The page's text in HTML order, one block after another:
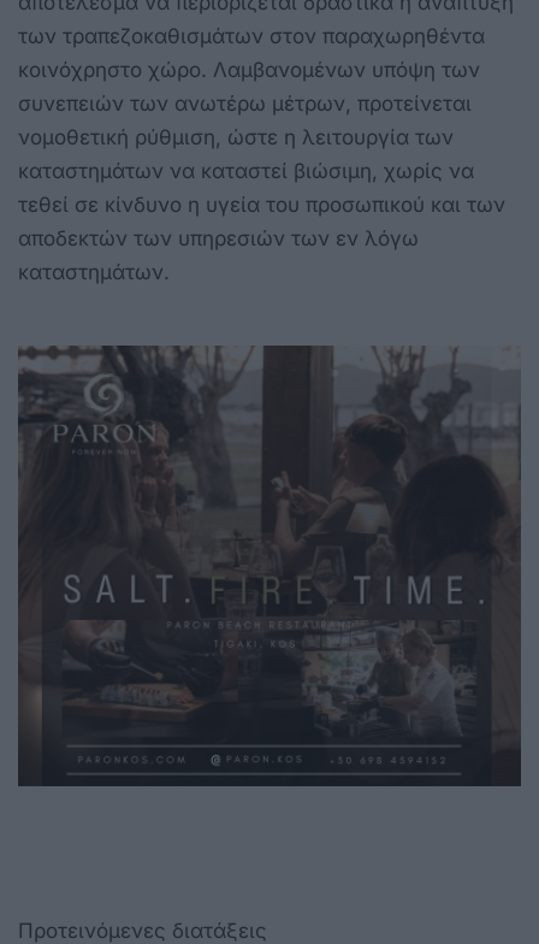
των τραπεζοκαθισμάτων στον παραχωρηθέντα
κοινόχρηστο χώρο. Λαμβανομένων υπόψη των
συνεπειών των ανωτέρω μέτρων, προτείνεται
νομοθετική ρύθμιση, ώστε η λειτουργία των
καταστημάτων να καταστεί βιώσιμη, χωρίς να
τεθεί σε κίνδυνο η υγεία του προσωπικού και των
αποδεκτών των υπηρεσιών των εν λόγω
καταστημάτων.
Προτεινόμενες διατάξεις